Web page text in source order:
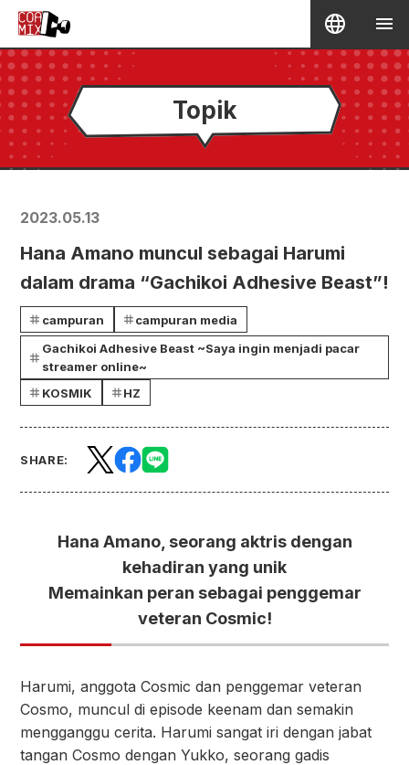
Topik
2023.05.13
Hana Amano muncul sebagai Harumi
dalam drama “Gachikoi Adhesive Beast”!
campuran
campuran media
Gachikoi Adhesive Beast ~Saya ingin menjadi pacar
streamer online~
KOSMIK
HZ
SHARE:
Hana Amano, seorang aktris dengan
kehadiran yang unik
Memainkan peran sebagai penggemar
veteran Cosmic!
Harumi, anggota Cosmic dan penggemar veteran
Cosmo, muncul di episode keenam dan semakin
mengganggu cerita. Harumi sangat iri dengan jabat
tangan Cosmo dengan Yukko, seorang gadis